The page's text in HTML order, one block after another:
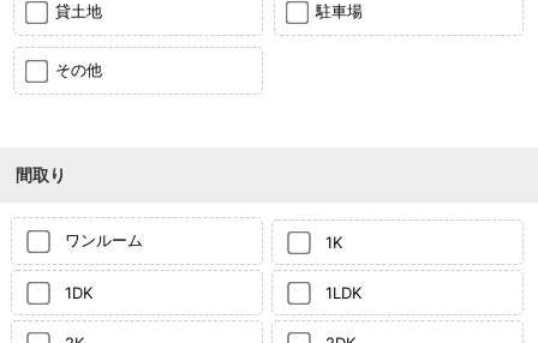
貸土地 駐車場
その他
間取り
ワンルーム 1K
1DK 1LDK